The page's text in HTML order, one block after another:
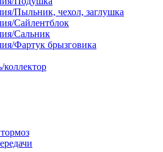
Пыльник, чехол, заглушка
Сайлентблок
Сальник
Фартук брызговика